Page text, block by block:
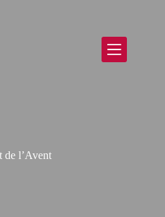
de l’Avent